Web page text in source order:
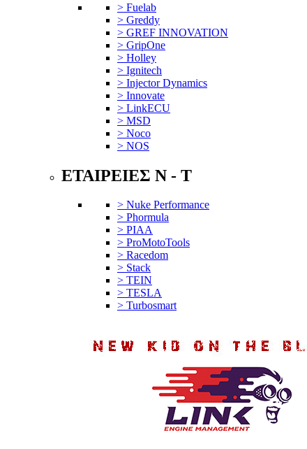
> Fuelab
> Greddy
> GREF INNOVATION
> GripOne
> Holley
> Ignitech
> Injector Dynamics
> Innovate
> LinkECU
> MSD
> Noco
> NOS
ΕΤΑΙΡΕΙΕΣ N - T
> Nuke Performance
> Phormula
> PIAA
> ProMotoTools
> Racedom
> Stack
> TEIN
> TESLA
> Turbosmart